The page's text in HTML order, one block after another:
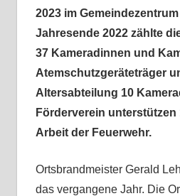
2023 im
Jahresende 2022 zählte
37 Kameradinnen und
Atemschutzgeräteträger
Altersabteilung 10
Förderverein unterstützen
Arbeit der Feuerwehr.
Ortsbrandmeister Gerald
das vergangene Jahr. Die